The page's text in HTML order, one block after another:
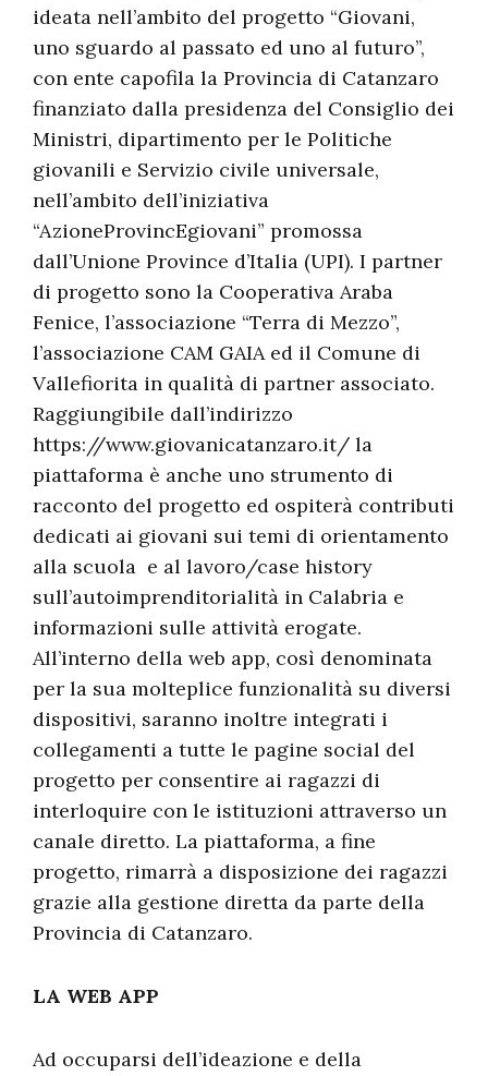
ideata nell’ambito del progetto “Giovani,
uno sguardo al passato ed uno al futuro”,
con ente capofila la Provincia di Catanzaro
finanziato dalla presidenza del Consiglio dei
Ministri, dipartimento per le Politiche
giovanili e Servizio civile universale,
nell’ambito dell’iniziativa
“AzioneProvincEgiovani” promossa
dall’Unione Province d’Italia (UPI). I partner
di progetto sono la Cooperativa Araba
Fenice, l’associazione “Terra di Mezzo”,
l’associazione CAM GAIA ed il Comune di
Vallefiorita in qualità di partner associato.
Raggiungibile dall’indirizzo
https://www.giovanicatanzaro.it/ la
piattaforma è anche uno strumento di
racconto del progetto ed ospiterà contributi
dedicati ai giovani sui temi di orientamento
alla scuola e al lavoro/case history
sull’autoimprenditorialità in Calabria e
informazioni sulle attività erogate.
All’interno della web app, così denominata
per la sua molteplice funzionalità su diversi
dispositivi, saranno inoltre integrati i
collegamenti a tutte le pagine social del
progetto per consentire ai ragazzi di
interloquire con le istituzioni attraverso un
canale diretto. La piattaforma, a fine
progetto, rimarrà a disposizione dei ragazzi
grazie alla gestione diretta da parte della
Provincia di Catanzaro.
LA WEB APP
Ad occuparsi dell’ideazione e della